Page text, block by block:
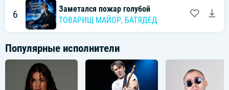
Только помни напутствие главное
Обязательно выживи там
6
Заметался пожар голубой
ТОВАРИЩ МАЙОР, БАТЯДЕД
Популярные исполнители